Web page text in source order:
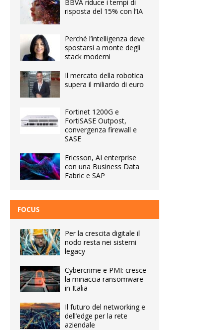
BBVA riduce i tempi di
risposta del 15% con l’IA
Perché l’intelligenza deve
spostarsi a monte degli
stack moderni
Il mercato della robotica
supera il miliardo di euro
Fortinet 1200G e
FortiSASE Outpost,
convergenza firewall e
SASE
Ericsson, AI enterprise
con una Business Data
Fabric e SAP
FOCUS
Per la crescita digitale il
nodo resta nei sistemi
legacy
Cybercrime e PMI: cresce
la minaccia ransomware
in Italia
Il futuro del networking e
dell’edge per la rete
aziendale